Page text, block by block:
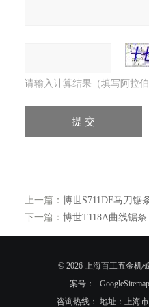
请输入计算结果（填写阿拉
上一篇： 博世S711DF马刀锯
下一篇： 博世T118A曲线锯条
© 2026 上海百工五金机
案号：
GoogleSitemap
咨询热线： 地址：上海